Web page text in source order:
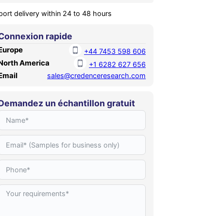
delivery within 24 to 48 hours
rapide
+44 7453 598 606
America +1 6282 627 656
sales@credenceresearch.com
un échantillon gratuit